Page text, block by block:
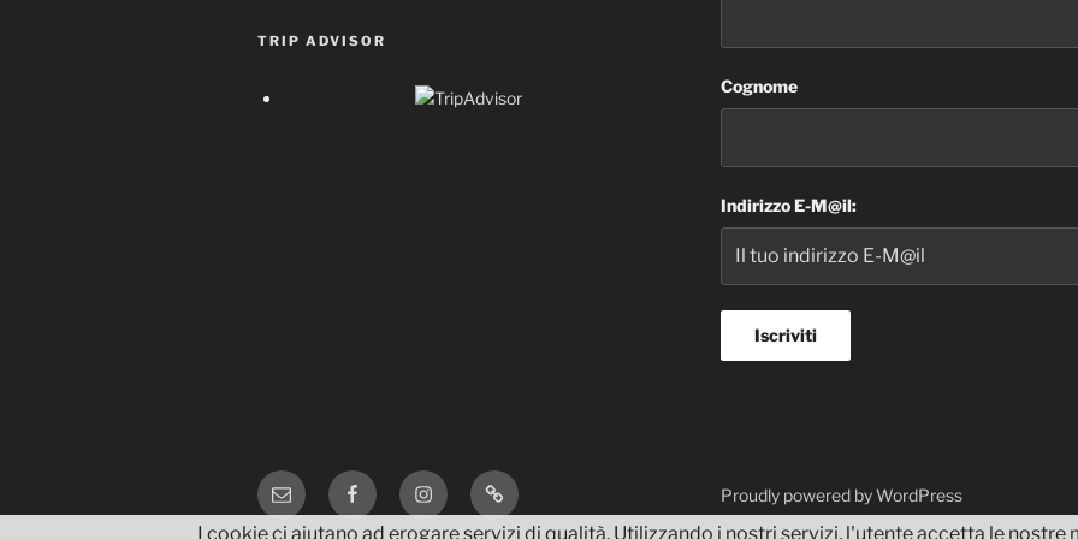
TRIP ADVISOR
Cognome
Indirizzo E-M@il:
Email FacebookInstagramTripAdvisor Proudly powered by WordPress
I cookie ci aiutano ad erogare servizi di qualità. Utilizzando i nostri servizi, l'utente accetta le nostre